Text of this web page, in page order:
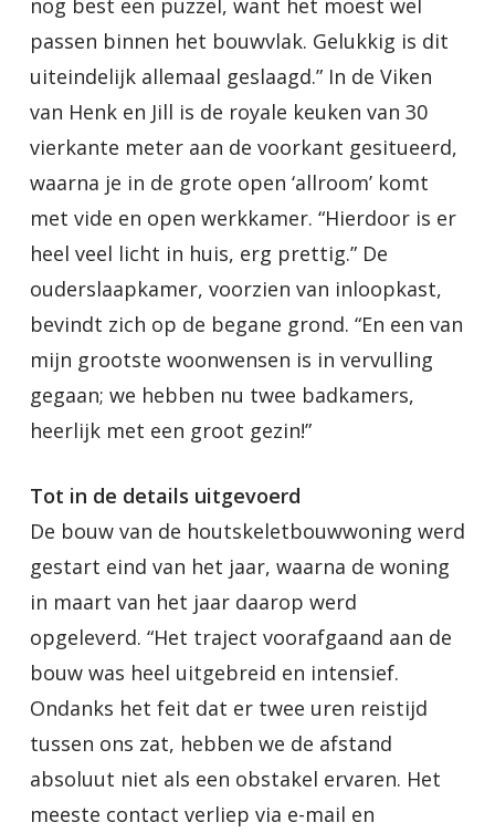
nog best een puzzel, want het moest wel
passen binnen het bouwvlak. Gelukkig is dit
uiteindelijk allemaal geslaagd.” In de Viken
van Henk en Jill is de royale keuken van 30
vierkante meter aan de voorkant gesitueerd,
waarna je in de grote open ‘allroom’ komt
met vide en open werkkamer. “Hierdoor is er
heel veel licht in huis, erg prettig.” De
ouderslaapkamer, voorzien van inloopkast,
bevindt zich op de begane grond. “En een van
mijn grootste woonwensen is in vervulling
gegaan; we hebben nu twee badkamers,
heerlijk met een groot gezin!”
Tot in de details uitgevoerd
De bouw van de houtskeletbouwwoning werd
gestart eind van het jaar, waarna de woning
in maart van het jaar daarop werd
opgeleverd. “Het traject voorafgaand aan de
bouw was heel uitgebreid en intensief.
Ondanks het feit dat er twee uren reistijd
tussen ons zat, hebben we de afstand
absoluut niet als een obstakel ervaren. Het
meeste contact verliep via e-mail en